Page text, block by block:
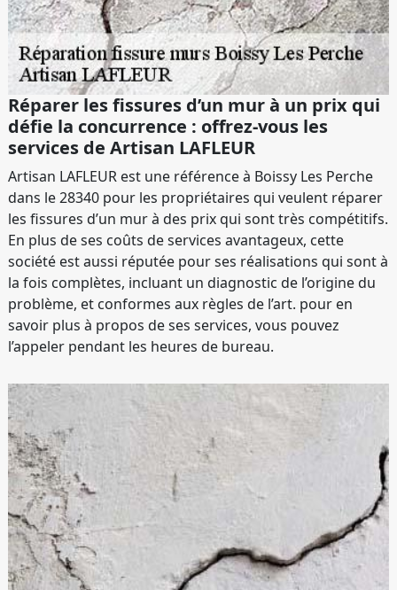
Réparer les fissures d’un mur à un prix qui
défie la concurrence : offrez-vous les
services de Artisan LAFLEUR
Artisan LAFLEUR est une référence à Boissy Les Perche
dans le 28340 pour les propriétaires qui veulent réparer
les fissures d’un mur à des prix qui sont très compétitifs.
En plus de ses coûts de services avantageux, cette
société est aussi réputée pour ses réalisations qui sont à
la fois complètes, incluant un diagnostic de l’origine du
problème, et conformes aux règles de l’art. pour en
savoir plus à propos de ses services, vous pouvez
l’appeler pendant les heures de bureau.